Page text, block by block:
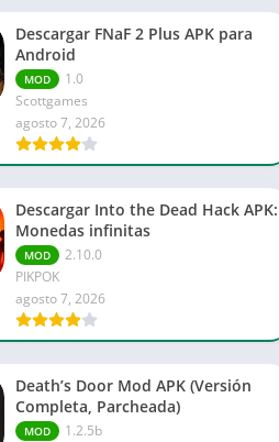
Descargar FNaF 2 Plus APK para
Android
MOD
1.0
Scottgames
agosto 7, 2026
Descargar Into the Dead Hack APK:
Monedas infinitas
MOD
2.10.0
PIKPOK
agosto 7, 2026
Death’s Door Mod APK (Versión
Completa, Parcheada)
MOD 1.2.5b